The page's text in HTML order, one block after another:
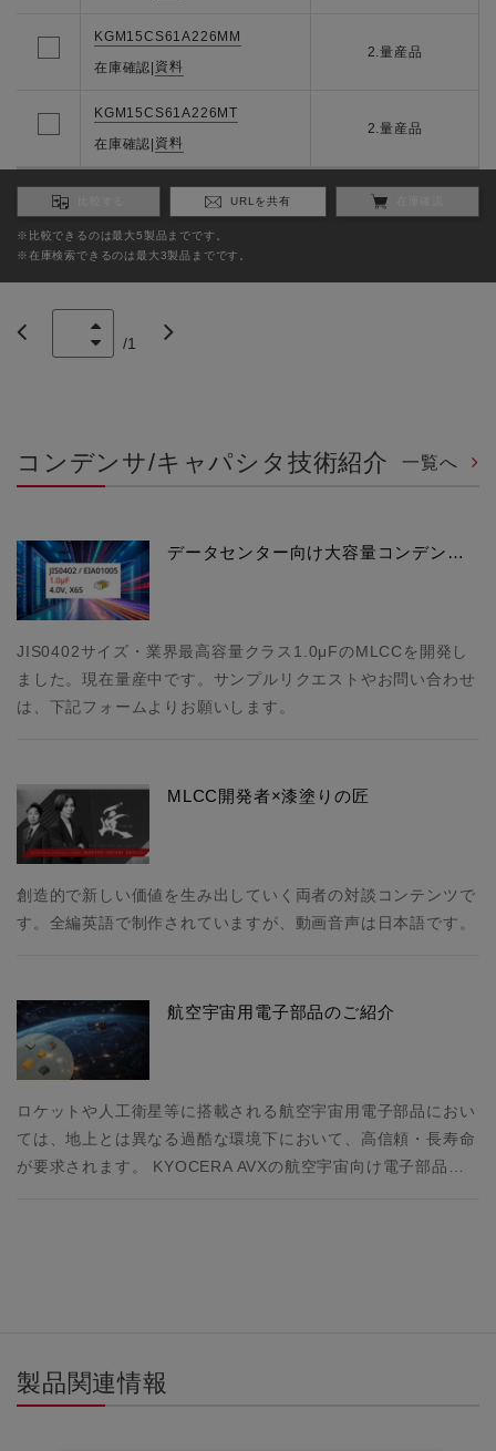
KGM15CS61A226MM
在庫確認| 資料
2.量産品
KGM15CS61A226MT
在庫確認| 資料
2.量産品
URLを共有
※比較できるのは最大5製品までです。
※在庫検索できるのは最大3製品までです。
/1
コンデンサ/キャパシタ技術紹介 一覧へ
データセンター向け大容量コンデン…
JIS0402サイズ・業界最高容量クラス1.0μFのMLCCを開発し
ました。現在量産中です。サンプルリクエストやお問い合わせ
は、下記フォームよりお願いします。
MLCC開発者×漆塗りの匠
創造的で新しい価値を生み出していく両者の対談コンテンツで
す。全編英語で制作されていますが、動画音声は日本語です。
航空宇宙用電子部品のご紹介
ロケットや人工衛星等に搭載される航空宇宙用電子部品におい
ては、地上とは異なる過酷な環境下において、高信頼・長寿命
が要求されます。 KYOCERA AVXの航空宇宙向け電子部品…
製品関連情報